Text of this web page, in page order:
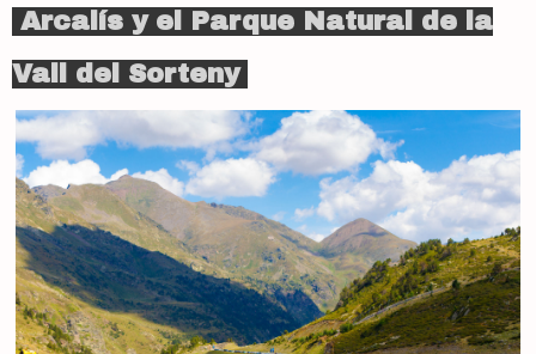
Arcalís y el Parque Natural de la
Vall del Sorteny